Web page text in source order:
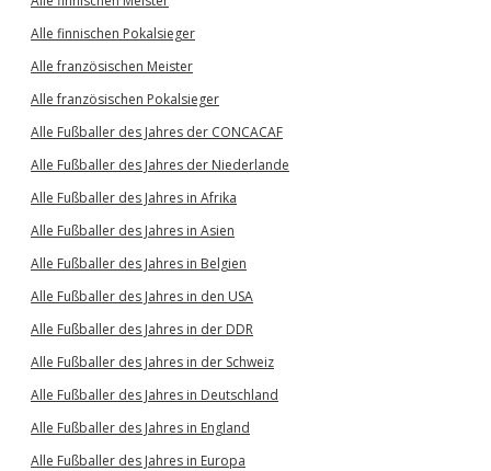
Alle finnischen Pokalsieger
Alle französischen Meister
Alle französischen Pokalsieger
Alle Fußballer des Jahres der CONCACAF
Alle Fußballer des Jahres der Niederlande
Alle Fußballer des Jahres in Afrika
Alle Fußballer des Jahres in Asien
Alle Fußballer des Jahres in Belgien
Alle Fußballer des Jahres in den USA
Alle Fußballer des Jahres in der DDR
Alle Fußballer des Jahres in der Schweiz
Alle Fußballer des Jahres in Deutschland
Alle Fußballer des Jahres in England
Alle Fußballer des Jahres in Europa